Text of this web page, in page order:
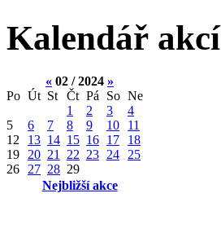
Kalendář akcí
« 02 / 2024 »
Po Út St Čt Pá So Ne
1
2 3
4
5
6 7 8 9 10
11
12
13 14 15 16 17
18
19
20 21 22 23 24
25
26
27 28 29
Nejbližší akce